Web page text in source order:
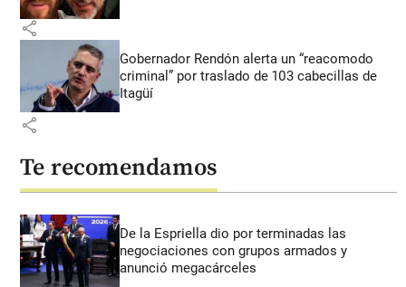
share
Gobernador Rendón alerta un “reacomodo
criminal” por traslado de 103 cabecillas de
Itagüí
share
Te recomendamos
De la Espriella dio por terminadas las
negociaciones con grupos armados y
anunció megacárceles